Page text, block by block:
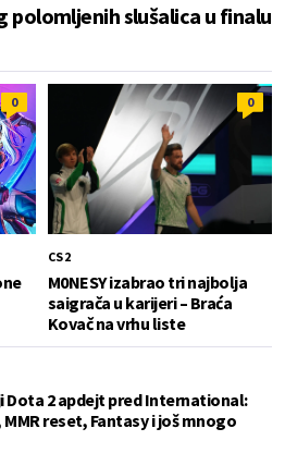
polomljenih slušalica u finalu
0 0
CS2
M0NESY izabrao tri najbolja
saigrača u karijeri – Braća
Kovač na vrhu liste
Dota 2 apdejt pred International:
MMR reset, Fantasy i još mnogo